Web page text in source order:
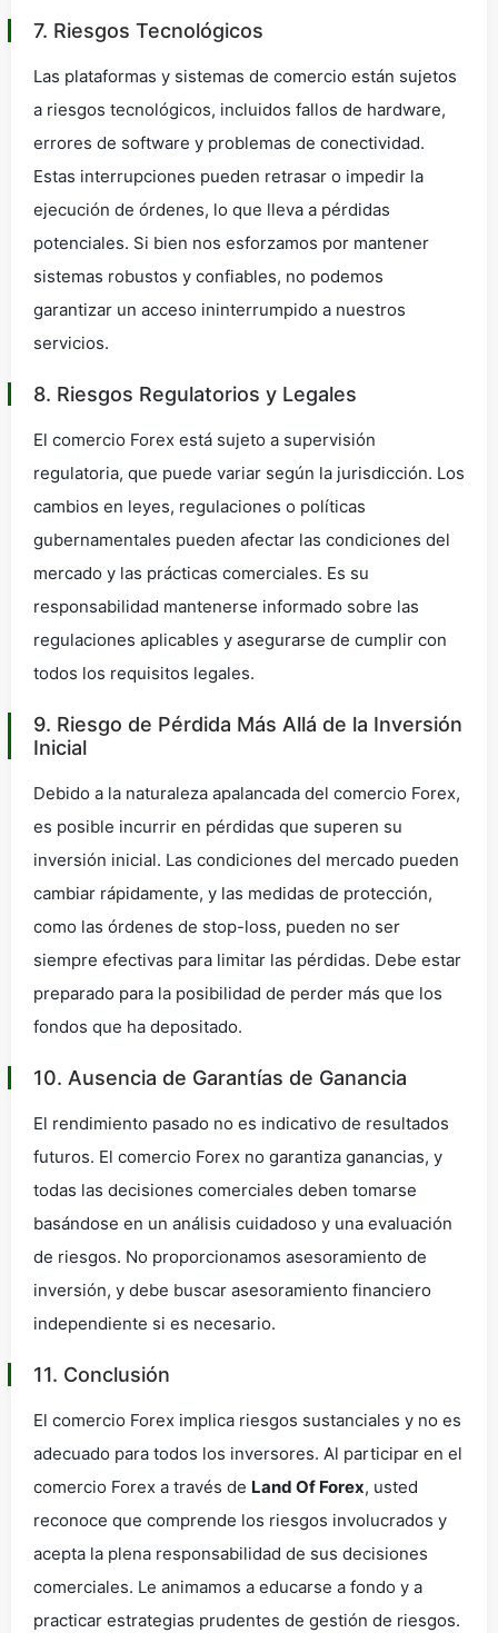
7. Riesgos Tecnológicos
Las plataformas y sistemas de comercio están sujetos
a riesgos tecnológicos, incluidos fallos de hardware,
errores de software y problemas de conectividad.
Estas interrupciones pueden retrasar o impedir la
ejecución de órdenes, lo que lleva a pérdidas
potenciales. Si bien nos esforzamos por mantener
sistemas robustos y confiables, no podemos
garantizar un acceso ininterrumpido a nuestros
servicios.
8. Riesgos Regulatorios y Legales
El comercio Forex está sujeto a supervisión
regulatoria, que puede variar según la jurisdicción. Los
cambios en leyes, regulaciones o políticas
gubernamentales pueden afectar las condiciones del
mercado y las prácticas comerciales. Es su
responsabilidad mantenerse informado sobre las
regulaciones aplicables y asegurarse de cumplir con
todos los requisitos legales.
9. Riesgo de Pérdida Más Allá de la Inversión
Inicial
Debido a la naturaleza apalancada del comercio Forex,
es posible incurrir en pérdidas que superen su
inversión inicial. Las condiciones del mercado pueden
cambiar rápidamente, y las medidas de protección,
como las órdenes de stop-loss, pueden no ser
siempre efectivas para limitar las pérdidas. Debe estar
preparado para la posibilidad de perder más que los
fondos que ha depositado.
10. Ausencia de Garantías de Ganancia
El rendimiento pasado no es indicativo de resultados
futuros. El comercio Forex no garantiza ganancias, y
todas las decisiones comerciales deben tomarse
basándose en un análisis cuidadoso y una evaluación
de riesgos. No proporcionamos asesoramiento de
inversión, y debe buscar asesoramiento financiero
independiente si es necesario.
11. Conclusión
El comercio Forex implica riesgos sustanciales y no es
adecuado para todos los inversores. Al participar en el
comercio Forex a través de Land Of Forex, usted
reconoce que comprende los riesgos involucrados y
acepta la plena responsabilidad de sus decisiones
comerciales. Le animamos a educarse a fondo y a
practicar estrategias prudentes de gestión de riesgos.